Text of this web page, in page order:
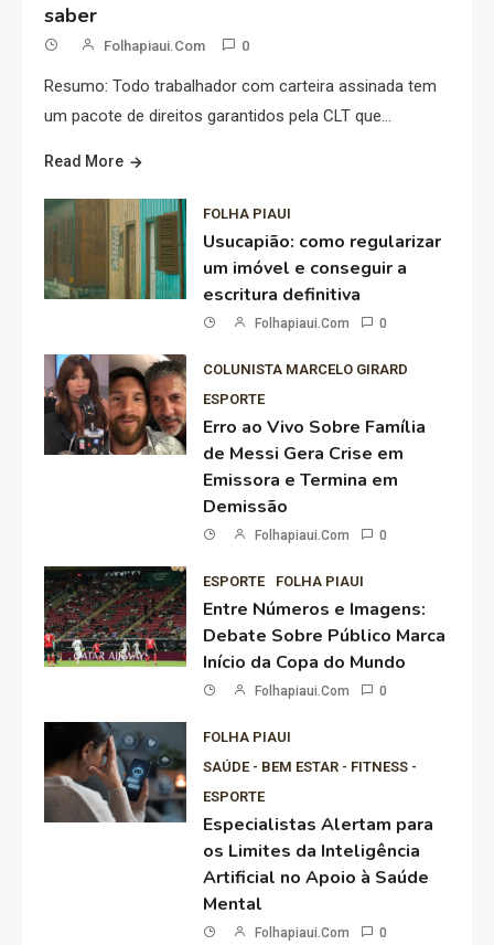
saber
Folhapiaui.com 0
Resumo: Todo trabalhador com carteira assinada tem
um pacote de direitos garantidos pela CLT que…
Read More
FOLHA PIAUI
Usucapião: como regularizar
um imóvel e conseguir a
escritura definitiva
Folhapiaui.com 0
COLUNISTA MARCELO GIRARD
ESPORTE
Erro ao Vivo Sobre Família
de Messi Gera Crise em
Emissora e Termina em
Demissão
Folhapiaui.com 0
ESPORTE FOLHA PIAUI
Entre Números e Imagens:
Debate Sobre Público Marca
Início da Copa do Mundo
Folhapiaui.com 0
FOLHA PIAUI
SAÚDE - BEM ESTAR - FITNESS -
ESPORTE
Especialistas Alertam para
os Limites da Inteligência
Artificial no Apoio à Saúde
Mental
Folhapiaui.com 0